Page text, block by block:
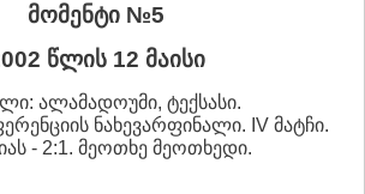
მომენტი №5
წლის 12 მაისი
ალამადოუმი, ტექსასი.
ნახევარფინალი. IV მატჩი.
- 2:1. მეოთხე მეოთხედი.